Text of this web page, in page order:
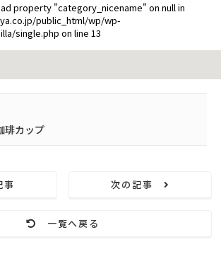
property "category_nicename" on null in
public_html/wp/wp-
single.php on line 13
琲カップ
事
一覧へ戻る
次の記事